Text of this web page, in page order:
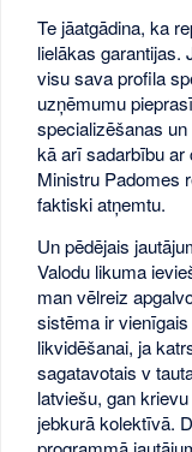
Te jāatgādina, ka
lielākas garantijas.
visu sava profila
uzņēmumu
specializēšanas
kā arī sadarbību
Ministru Padomes
faktiski atņemtu.
Un pēdējais
Valodu likuma
man vēlreiz
sistēma ir
likvidēšanai, ja
sagatavotais v
latviešu, gan
jebkurā kolektīvā.